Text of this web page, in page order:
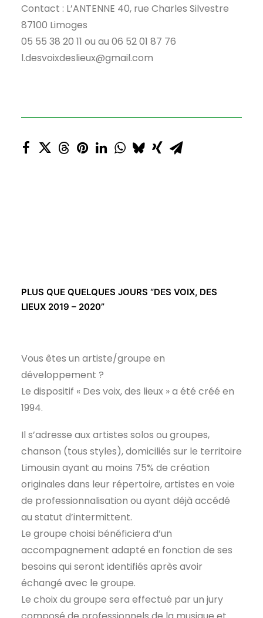
Contact : L’ANTENNE 40, rue Charles Silvestre
87100 Limoges
05 55 38 20 11 ou au 06 52 01 87 76
l.desvoixdeslieux@gmail.com
PLUS QUE QUELQUES JOURS “DES VOIX, DES
LIEUX 2019 – 2020”
Vous êtes un artiste/groupe en
développement ?
Le dispositif « Des voix, des lieux » a été créé en
1994.
Il s’adresse aux artistes solos ou groupes,
chanson (tous styles), domiciliés sur le territoire
Limousin ayant au moins 75% de création
originales dans leur répertoire, artistes en voie
de professionnalisation ou ayant déjà accédé
au statut d’intermittent.
Le groupe choisi bénéficiera d’un
accompagnement adapté en fonction de ses
besoins qui seront identifiés après avoir
échangé avec le groupe.
Le choix du groupe sera effectué par un jury